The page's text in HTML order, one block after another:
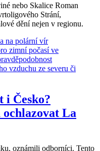
nebo Skalice Roman
Strání,
dění nejen v regionu.
i Česko?
La
oznámili odborníci. Tento